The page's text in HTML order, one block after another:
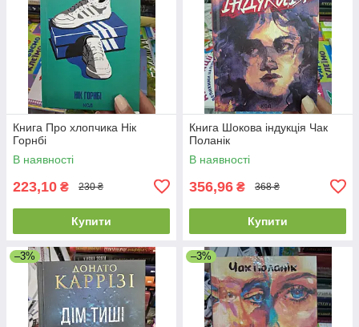
Книга Про хлопчика Нік
Горнбі
В наявності
223,10 ₴ 230 ₴
Купити
Книга Шокова індукція Чак
Поланік
В наявності
356,96 ₴ 368 ₴
Купити
–3% –3%